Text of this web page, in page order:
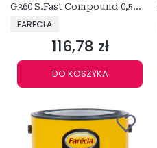
G360 S.Fast Compound 0,5
PRODUCENT
FARECLA
Cena
116,78 zł
DO KOSZYKA